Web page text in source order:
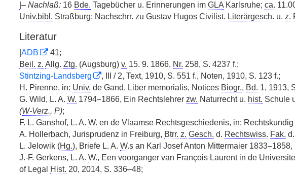
– Nachlaß:16 Bde. Tagebücher u. Erinnerungen im GLAKarlsruhe; ca.
Univ.bibl. Straßburg; Nachschrr. zu Gustav Hugos Civilist. Literärgesch. u. z.
Literatur
ADB
41;
Beil. z. Allg. Ztg. (Augsburg) v. 15. 9. 1866, Nr. 258, S. 4237 f.;
Stintzing-Landsberg
, III / 2, Text, 1910, S. 551 f., Noten, 1910, S. 123 f.;
H. Pirenne, in: Univ. de Gand, Liber memorialis, Notices Biogr., Bd. 1, 1913,
G. Wild, L. A. W. 1794–1866, Ein Rechtslehrer zw. Naturrecht u. hist. Schule
(W-Verz., P);
F. L. Ganshof, L. A. W. en de Vlaamse Rechtsgeschiedenis, in:
A. Hollerbach, Jurisprudenz in Freiburg, Btrr. z. Gesch. d. Rechtswiss. Fak.
L. Jelowik (Hg.), Briefe L. A. W.s an Karl Josef Anton Mittermaier 1833–1858,
J.-F. Gerkens, L. A. W., Een voorganger van François Laurent in de
of Legal
Hist. 20, 2014, S. 336–48;